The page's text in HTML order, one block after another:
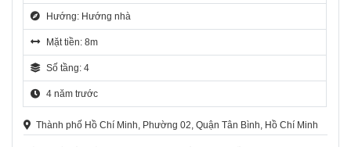
Hướng: Hướng nhà
Mặt tiền: 8m
Số tầng: 4
4 năm trước
Thành phố Hồ Chí Minh, Phường 02, Quận Tân Bình, Hồ Chí Minh